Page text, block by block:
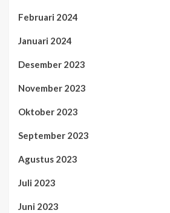
Februari 2024
Januari 2024
Desember 2023
November 2023
Oktober 2023
September 2023
Agustus 2023
Juli 2023
Juni 2023